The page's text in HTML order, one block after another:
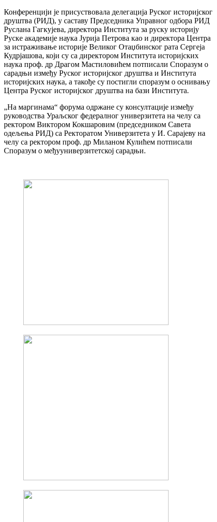
Конференцији је присуствовала делегација Руског историјског
друштва (РИД), у саставу Председника Управног одбора РИД
Руслана Гагкујева, директора Института за руску историју
Руске академије наука Јурија Петрова као и директора Центра
за истраживање историје Великог Отаџбинског рата Сергеја
Кудрјашова, који су са директором Института историјских
наука проф. др Драгом Мастиловићем потписали Споразум о
сарадњи између Руског историјског друштва и Института
историјских наука, а такође су постигли споразум о оснивању
Центра Руског историјског друштва на бази Института.
„На маргинама“ форума одржане су консултације између
руководства Ураљског федералног универзитета на челу са
ректором Виктором Кокшаровим (председником Савета
одељења РИД) са Ректоратом Универзитета у И. Сарајеву на
челу са ректором проф. др Миланом Кулићем потписали
Споразум о међууниверзитетској сарадњи.